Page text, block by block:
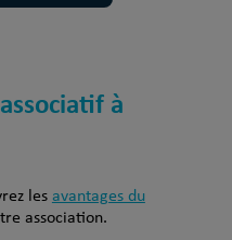
à
les avantages du
association.